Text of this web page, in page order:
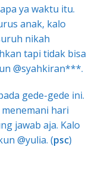
ya waktu itu.
anak, kalo
nikah
tapi tidak bisa
@syahkiran***.
gede-gede ini.
hari
jawab aja. Kalo
@yulia. (psc)